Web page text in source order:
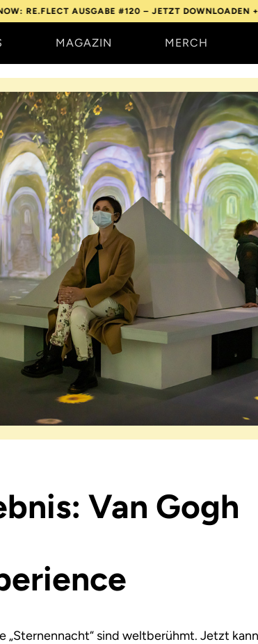
AUSGABE #120 – JETZT DOWNLOADEN +++OUT
MAGAZIN MERCH
Van Gogh
„Sternennacht“ sind weltberühmt. Jetzt kann